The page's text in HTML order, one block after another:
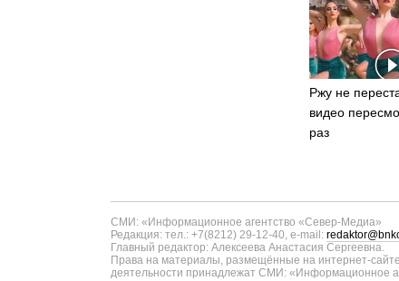
Ржу не
видео
раз
СМИ: «Информационное агентство «Север-Медиа»
Редакция: тел.: +7(8212) 29-12-40, e-mail:
Главный редактор: Алексеева Анастасия Сергеевна.
Права на материалы, размещённые на интернет-сайте
деятельности принадлежат СМИ: «Информационное